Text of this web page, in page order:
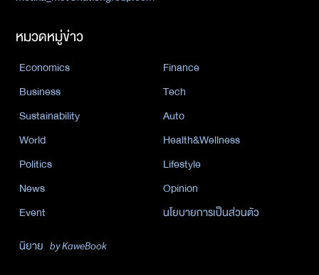
หมวดหมู่ข่าว
Economics
Finance
Business
Tech
Sustainability
Auto
World
Health&Wellness
Politics
Lifestyle
News
Opinion
Event
นโยบายการเป็นส่วนตัว
นิยาย by KaweBook